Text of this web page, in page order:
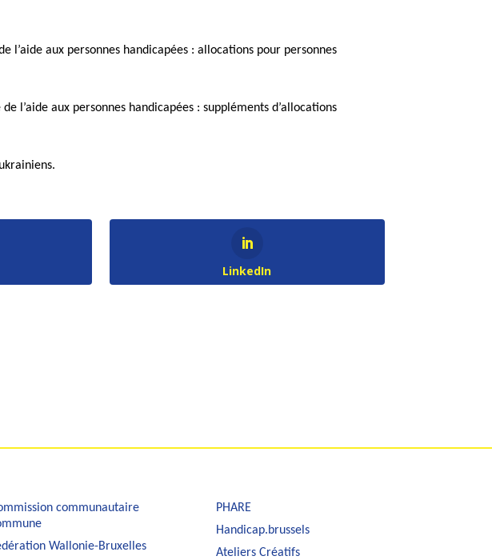
l’aide aux personnes handicapées : allocations pour personnes
l’aide aux personnes handicapées : suppléments d’allocations
LinkedIn
communautaire
Wallonie-Bruxelles
PHARE
Handicap.brussels
Ateliers Créatifs